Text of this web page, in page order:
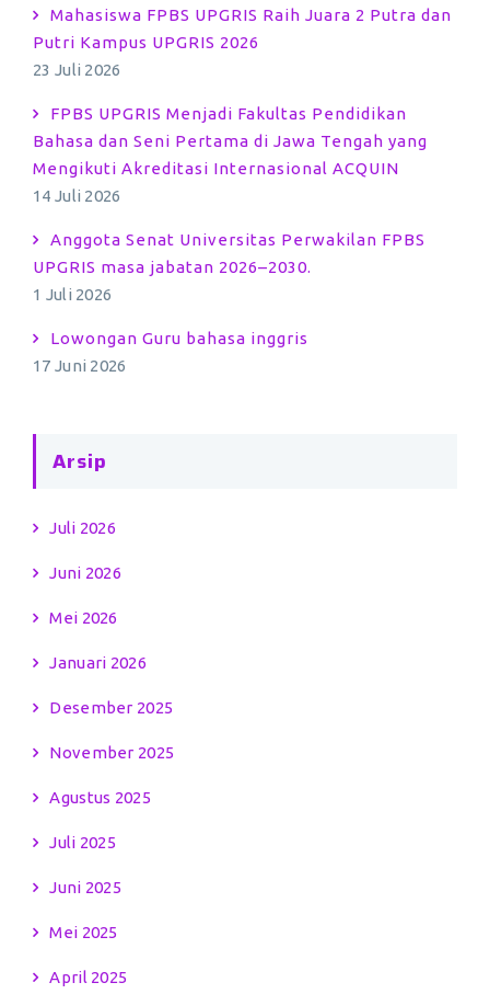
Mahasiswa FPBS UPGRIS Raih Juara 2 Putra dan
Putri Kampus UPGRIS 2026
23 Juli 2026
FPBS UPGRIS Menjadi Fakultas Pendidikan
Bahasa dan Seni Pertama di Jawa Tengah yang
Mengikuti Akreditasi Internasional ACQUIN
14 Juli 2026
Anggota Senat Universitas Perwakilan FPBS
UPGRIS masa jabatan 2026–2030.
1 Juli 2026
Lowongan Guru bahasa inggris
17 Juni 2026
Arsip
Juli 2026
Juni 2026
Mei 2026
Januari 2026
Desember 2025
November 2025
Agustus 2025
Juli 2025
Juni 2025
Mei 2025
April 2025